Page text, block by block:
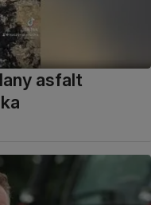
asfalt